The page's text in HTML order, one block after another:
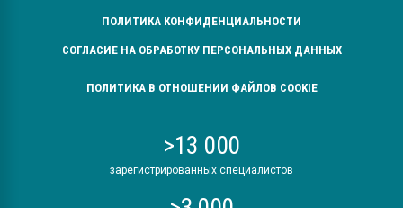
ПОЛИТИКА КОНФИДЕНЦИАЛЬНОСТИ
СОГЛАСИЕ НА ОБРАБОТКУ ПЕРСОНАЛЬНЫХ ДАННЫХ
ПОЛИТИКА В ОТНОШЕНИИ ФАЙЛОВ COOKIE
>13 000
зарегистрированных специалистов